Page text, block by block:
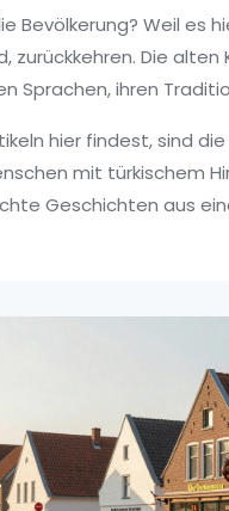
Bevölkerung? Weil es
zurückkehren. Die
Sprachen, ihren
hier findest, sind
mit türkischem
Geschichten aus